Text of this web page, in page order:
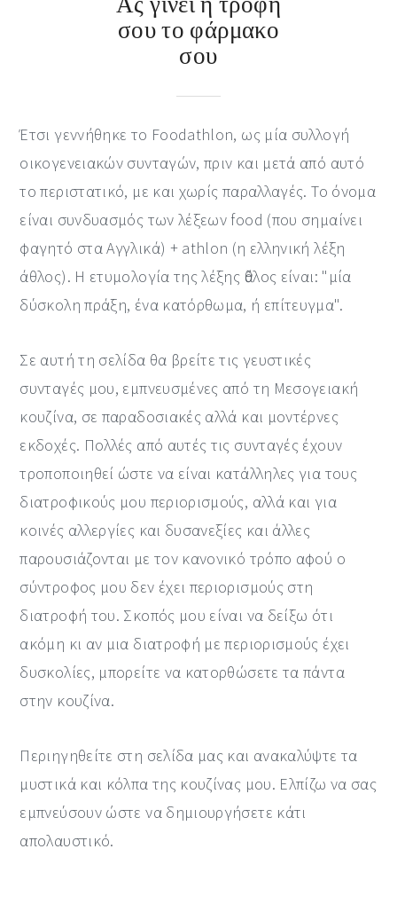
σου το φάρμακο
σου
Έτσι γεννήθηκε το Foodathlon, ως μία συλλογή
οικογενειακών συνταγών, πριν και μετά από αυτό
το περιστατικό, με και χωρίς παραλλαγές. Το όνομα
είναι συνδυασμός των λέξεων food (που σημαίνει
φαγητό στα Αγγλικά) + athlon (η ελληνική λέξη
άθλος). Η ετυμολογία της λέξης ἄθλος είναι: "μία
δύσκολη πράξη, ένα κατόρθωμα, ή επίτευγμα".
Σε αυτή τη σελίδα θα βρείτε τις γευστικές
συνταγές μου, εμπνευσμένες από τη Μεσογειακή
κουζίνα, σε παραδοσιακές αλλά και μοντέρνες
εκδοχές. Πολλές από αυτές τις συνταγές έχουν
τροποποιηθεί ώστε να είναι κατάλληλες για τους
διατροφικούς μου περιορισμούς, αλλά και για
κοινές αλλεργίες και δυσανεξίες και άλλες
παρουσιάζονται με τον κανονικό τρόπο αφού ο
σύντροφος μου δεν έχει περιορισμούς στη
διατροφή του. Σκοπός μου είναι να δείξω ότι
ακόμη κι αν μια διατροφή με περιορισμούς έχει
δυσκολίες, μπορείτε να κατορθώσετε τα πάντα
στην κουζίνα.
Περιηγηθείτε στη σελίδα μας και ανακαλύψτε τα
μυστικά και κόλπα της κουζίνας μου. Ελπίζω να σας
εμπνεύσουν ώστε να δημιουργήσετε κάτι
απολαυστικό.